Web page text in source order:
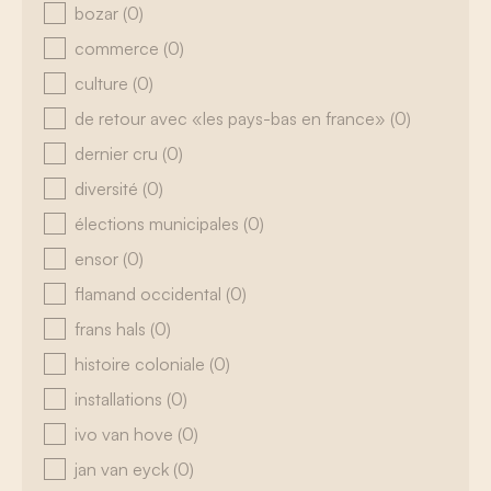
bozar (0)
commerce (0)
culture (0)
de retour avec «les pays-bas en france» (0)
dernier cru (0)
diversité (0)
élections municipales (0)
ensor (0)
flamand occidental (0)
frans hals (0)
histoire coloniale (0)
installations (0)
ivo van hove (0)
jan van eyck (0)